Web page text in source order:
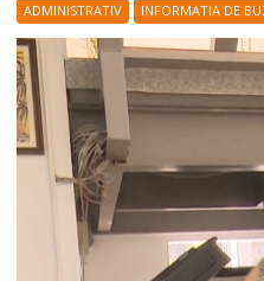
ADMINISTRATIV INFORMATIA DE